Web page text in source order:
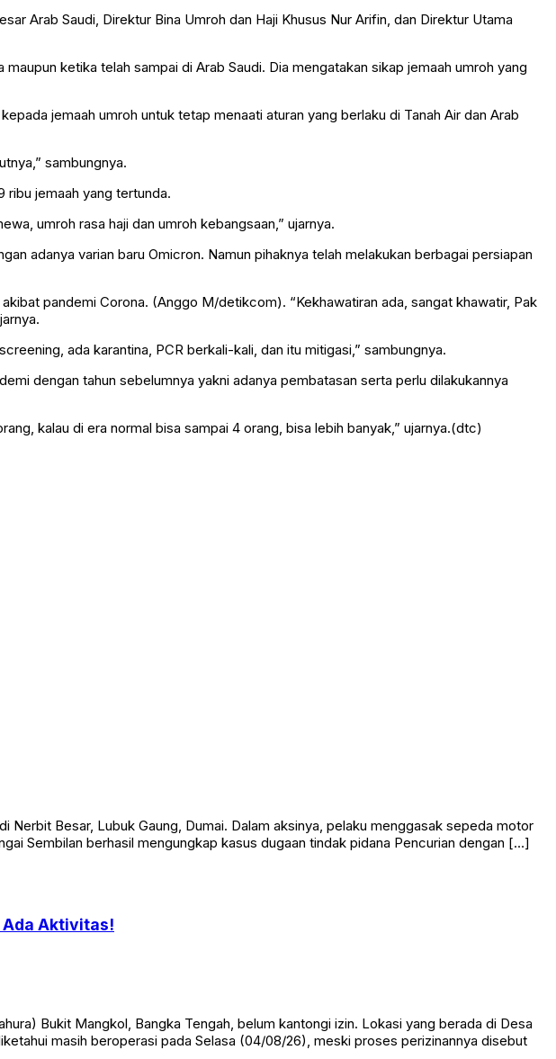
Arab Saudi, Direktur Bina Umroh dan Haji Khusus Nur Arifin, dan Direktur Utama
ketika telah sampai di Arab Saudi. Dia mengatakan sikap jemaah umroh yang
jemaah umroh untuk tetap menaati aturan yang berlaku di Tanah Air dan Arab
sambungnya.
ribu jemaah yang tertunda.
umroh rasa haji dan umroh kebangsaan,” ujarnya.
adanya varian baru Omicron. Namun pihaknya telah melakukan berbagai persiapan
pandemi Corona. (Anggo M/detikcom). “Kekhawatiran ada, sangat khawatir, Pak
ada karantina, PCR berkali-kali, dan itu mitigasi,” sambungnya.
dengan tahun sebelumnya yakni adanya pembatasan serta perlu dilakukannya
kalau di era normal bisa sampai 4 orang, bisa lebih banyak,” ujarnya.(dtc)
Besar, Lubuk Gaung, Dumai. Dalam aksinya, pelaku menggasak sepeda motor
Sembilan berhasil mengungkap kasus dugaan tindak pidana Pencurian dengan […]
Ada Aktivitas!
Bukit Mangkol, Bangka Tengah, belum kantongi izin. Lokasi yang berada di Desa
masih beroperasi pada Selasa (04/08/26), meski proses perizinannya disebut